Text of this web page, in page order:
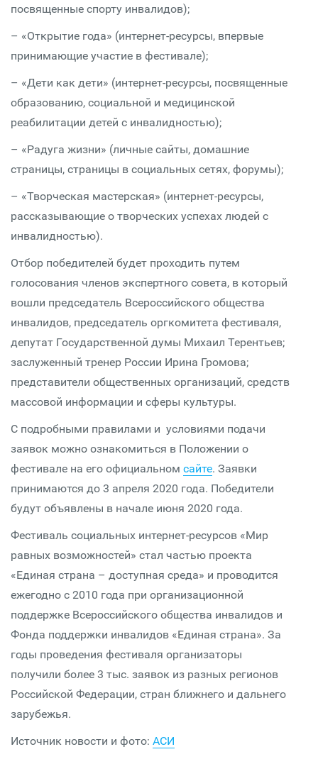
посвященные спорту инвалидов);
– «Открытие года» (интернет-ресурсы, впервые
принимающие участие в фестивале);
– «Дети как дети» (интернет-ресурсы, посвященные
образованию, социальной и медицинской
реабилитации детей с инвалидностью);
– «Радуга жизни» (личные сайты, домашние
страницы, страницы в социальных сетях, форумы);
– «Творческая мастерская» (интернет-ресурсы,
рассказывающие о творческих успехах людей с
инвалидностью).
Отбор победителей будет проходить путем
голосования членов экспертного совета, в который
вошли председатель Всероссийского общества
инвалидов, председатель оргкомитета фестиваля,
депутат Государственной думы Михаил Терентьев;
заслуженный тренер России Ирина Громова;
представители общественных организаций, средств
массовой информации и сферы культуры.
С подробными правилами и условиями подачи
заявок можно ознакомиться в Положении о
фестивале на его официальном сайте. Заявки
принимаются до 3 апреля 2020 года. Победители
будут объявлены в начале июня 2020 года.
Фестиваль социальных интернет-ресурсов «Мир
равных возможностей» стал частью проекта
«Единая страна – доступная среда» и проводится
ежегодно с 2010 года при организационной
поддержке Всероссийского общества инвалидов и
Фонда поддержки инвалидов «Единая страна». За
годы проведения фестиваля организаторы
получили более 3 тыс. заявок из разных регионов
Российской Федерации, стран ближнего и дальнего
зарубежья.
Источник новости и фото: АСИ